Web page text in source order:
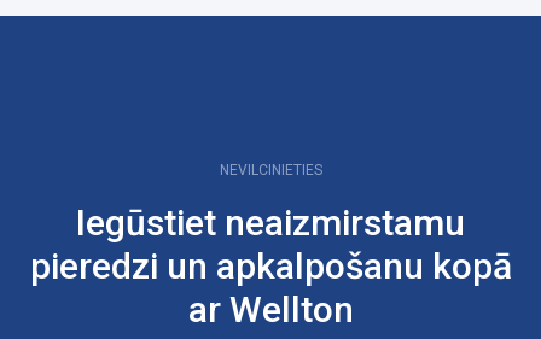
NEVILCINIETIES
Iegūstiet neaizmirstamu
pieredzi un apkalpošanu kopā
ar Wellton